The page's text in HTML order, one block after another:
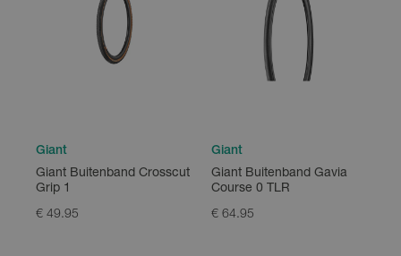
Giant
Giant Buitenband Crosscut
Grip 1
€ 49.95
Giant
Giant Buitenband Gavia
Course 0 TLR
€ 64.95